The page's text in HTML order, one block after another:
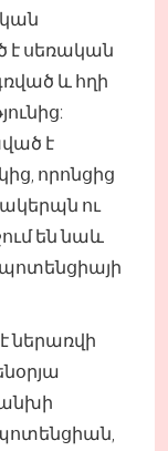
է սեռական
և հղի
է
որոնցից
ու
են նաև
ներառվի